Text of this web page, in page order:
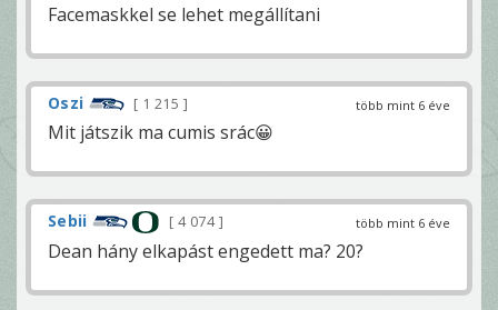
Facemaskkel se lehet megállítani
több mint 6 éve
Oszi 1 215
Mit játszik ma cumis srác😀
több mint 6 éve
Sebii 4 074
Dean hány elkapást engedett ma? 20?